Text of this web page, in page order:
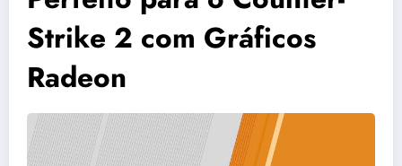
Strike 2 com Gráficos
Radeon